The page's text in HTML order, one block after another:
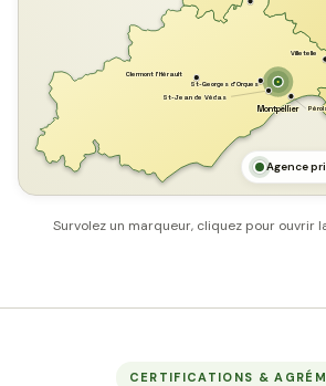
Montpellier
Villetelle
St-Georges d'Orques
Clermont l'Hérault
St-Jean de Védas
Agence
Survolez un marqueur, cliquez pour ouvrir
CERTIFICATIONS &